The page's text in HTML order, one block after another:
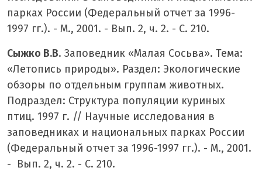
парках России (Федеральный отчет за 1996-
1997 гг.). - М., 2001. - Вып. 2, ч. 2. - С. 210.
Сыжко В.В. Заповедник «Малая Сосьва». Тема:
«Летопись природы». Раздел: Экологические
обзоры по отдельным группам животных.
Подраздел: Структура популяции куриных
птиц. 1997 г. // Научные исследования в
заповедниках и национальных парках России
(Федеральный отчет за 1996-1997 гг.). - М., 2001.
- Вып. 2, ч. 2. - С. 210.